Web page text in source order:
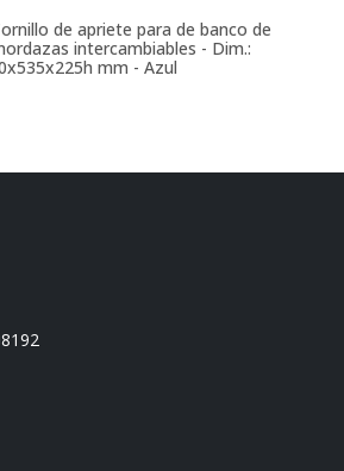
de apriete para de banco de
intercambiables - Dim.:
mm - Azul